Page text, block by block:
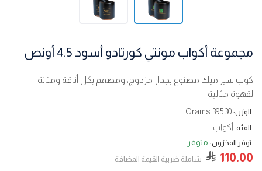
مجموعة أكواب مونتي كورتادو أسود 4.5 أونص
كوب سيراميك مصنوع بجدار مزدوج، ومصمم بكل أناقة ومتانة
لقهوة مثالية
الوزن: 395.30 Grams
الفئة: أكواب
توفر المخزون: متوفر
110.00 شاملة ضربية القيمة المضافة